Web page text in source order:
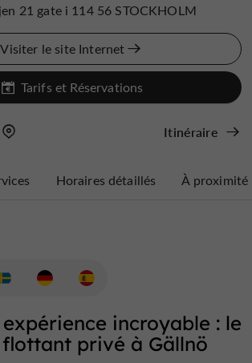
21 gate i 114 56 STOCKHOLM
Visiter le site Internet
Tarifs et Réservations
Itinéraire
Horaires détaillés À proximité
incroyable : le
privé à Gällnö